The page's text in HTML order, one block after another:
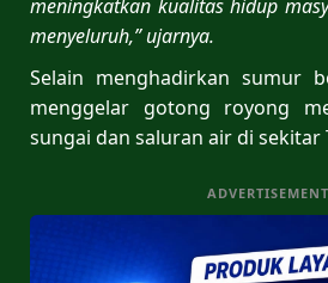
meningkatkan kualitas hidup
menyeluruh,” ujarnya.
Selain menghadirkan sumur
menggelar gotong royong
sungai dan saluran air di sekitar
ADVERTISEMENT